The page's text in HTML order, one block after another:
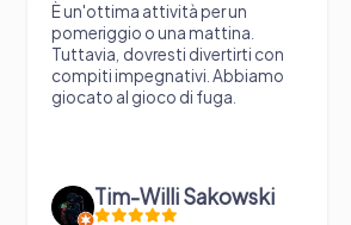
È un'ottima attività per un
pomeriggio o una mattina.
Tuttavia, dovresti divertirti con
compiti impegnativi. Abbiamo
giocato al gioco di fuga.
Tim-Willi Sakowski